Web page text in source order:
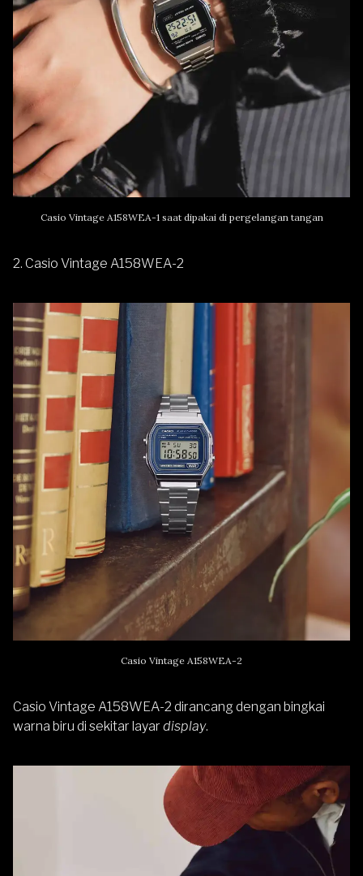
Casio Vintage A158WEA-1 saat dipakai di pergelangan tangan
2. Casio Vintage A158WEA-2
Casio Vintage A158WEA-2
Casio Vintage A158WEA-2 dirancang dengan bingkai
warna biru di sekitar layar display.